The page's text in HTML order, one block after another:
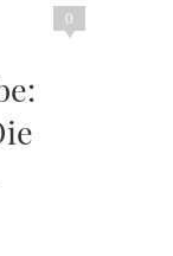
0